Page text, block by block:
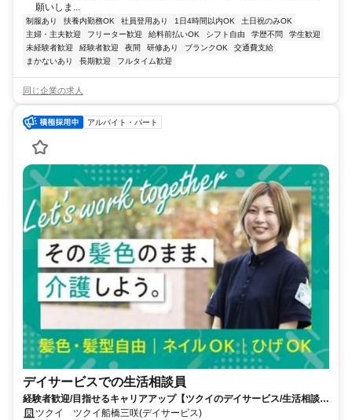
願いしま...
制服あり 扶養内勤務OK 社員登用あり 1日4時間以内OK
土日祝のみOK
主婦・主夫歓迎
フリーター歓迎 給料前払いOK シフト自由 学歴不問
学生歓迎
未経験者歓迎
経験者歓迎 夜間 研修あり ブランクOK
交通費支給
まかないあり
長期歓迎 フルタイム歓迎
同じ企業の求人
アルバイト・パート
デイサービスでの生活相談員
経験者歓迎/目指せるキャリアアップ【ツクイのデイサービス/生活相談員
求人】
ツクイ ツクイ船橋三咲(デイサービス)